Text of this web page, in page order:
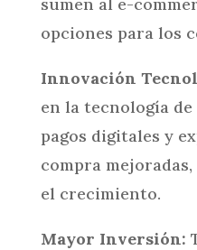
opciones para los
Innovación
en la tecnología
pagos digitales y
compra
el crecimiento.
Mayor Inversión: